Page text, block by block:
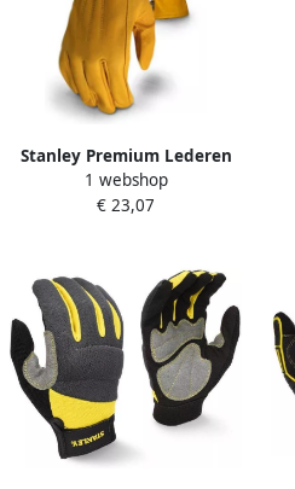
Stanley Premium Lederen
Handschoen | SY740L EU
1 webshop
€ 23,07